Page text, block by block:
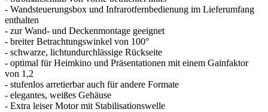
- Wandsteuerungsbox und Infrarotfernbedienung im Lieferumfang
enthalten
- zur Wand- und Deckenmontage geeignet
- breiter Betrachtungswinkel von 100°
- schwarze, lichtundurchlässige Rückseite
- optimal für Heimkino und Präsentationen mit einem Gainfaktor
von 1,2
- stufenlos arretierbar auch für andere Formate
- elegantes, weißes Gehäuse
- Extra leiser Motor mit Stabilisationswelle